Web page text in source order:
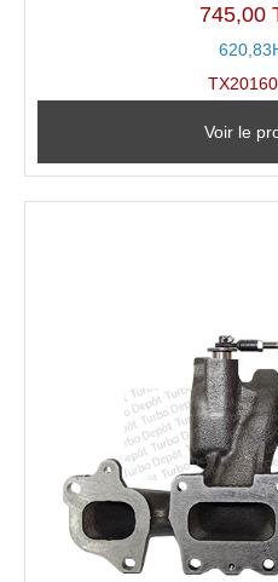
745,00
Voir le